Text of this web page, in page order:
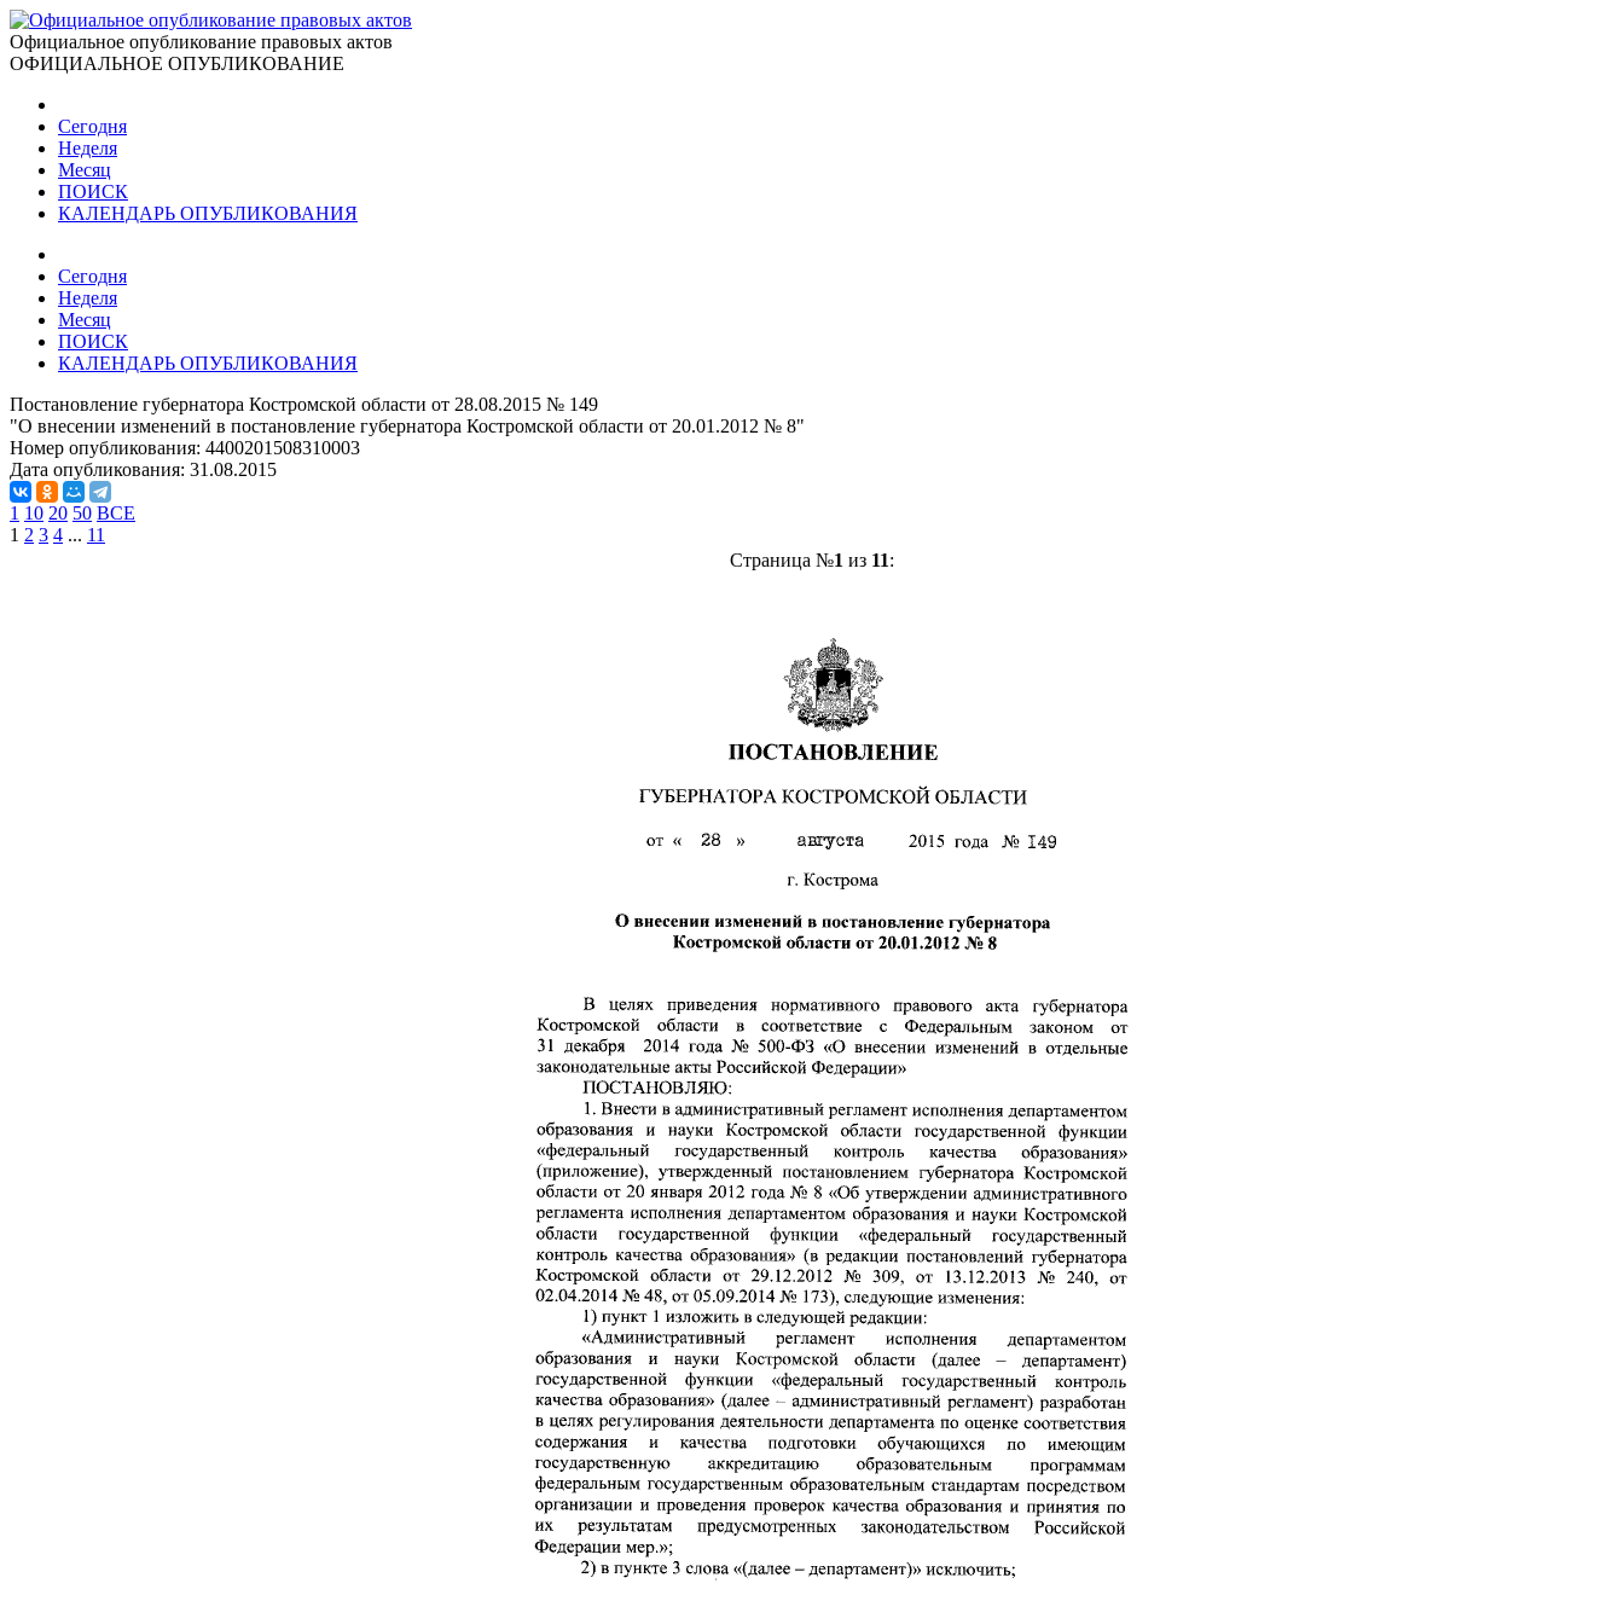
Официальное опубликование правовых актов
ОФИЦИАЛЬНОЕ ОПУБЛИКОВАНИЕ
Сегодня
Неделя
Месяц
ПОИСК
КАЛЕНДАРЬ ОПУБЛИКОВАНИЯ
Сегодня
Неделя
Месяц
ПОИСК
КАЛЕНДАРЬ ОПУБЛИКОВАНИЯ
Постановление губернатора Костромской области от 28.08.2015 № 149
"О внесении изменений в постановление губернатора Костромской области от 20.01.2012 № 8"
Номер опубликования: 4400201508310003
Дата опубликования: 31.08.2015
1 10 20 50 ВСЕ
1 2 3 4 ... 11
Страница №1 из 11: